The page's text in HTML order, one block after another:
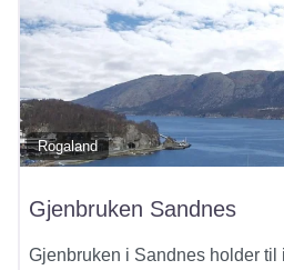
Rogaland
Gjenbruken Sandnes
Gjenbruken i Sandnes holder til